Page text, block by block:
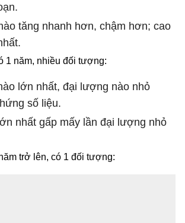
tăng nhanh hơn, chậm hơn; cao
1 năm, nhiều đối tượng:
lớn nhất, đại lượng nào nhỏ
số liệu.
nhất gấp mấy lần đại lượng nhỏ
trở lên, có 1 đối tượng: